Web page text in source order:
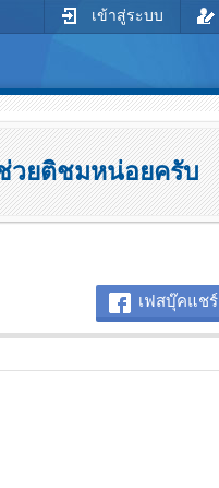
เข้าสู่ระบบ
ช่วยติชมหน่อยครับ
เฟสบุ๊คแชร์